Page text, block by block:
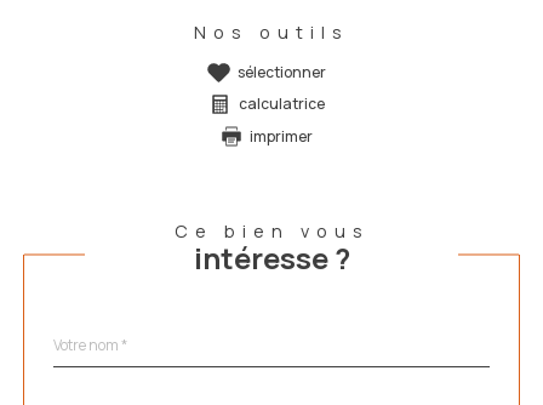
Nos outils
sélectionner
calculatrice
imprimer
Ce bien vous
intéresse ?
par
*